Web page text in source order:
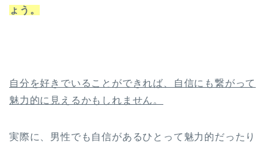
ょう。
自分を好きでいることができれば、自信にも繋がって
魅力的に見えるかもしれません。
実際に、男性でも自信があるひとって魅力的だったり